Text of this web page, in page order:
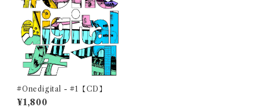
#Onedigital - #1【CD】
¥1,800